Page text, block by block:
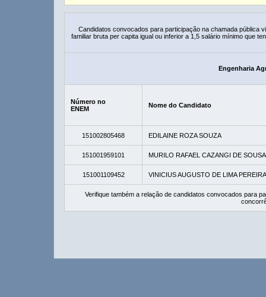
Candidatos convocados para participação na chamada pública
familiar bruta per capita igual ou inferior a 1,5 salário mínimo que
Engenharia
Número no
ENEM
Nome do Candidato
151002805468 EDILAINE ROZA SOUZA
151001959101 MURILO RAFAEL CAZANGI DE SOUSA
151001109452 VINICIUS AUGUSTO DE LIMA PEREIRA
Verifique também a relação de candidatos convocados para